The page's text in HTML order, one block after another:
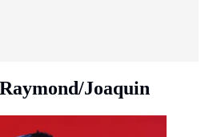
Joaquin